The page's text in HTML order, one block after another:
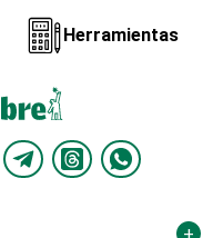
Herramientas